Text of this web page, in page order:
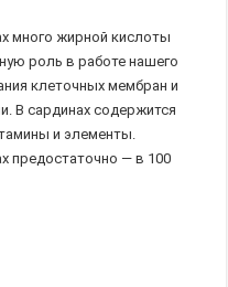
много жирной кислоты
роль в работе нашего
клеточных мембран и
В сардинах содержится
и элементы.
предостаточно — в 100